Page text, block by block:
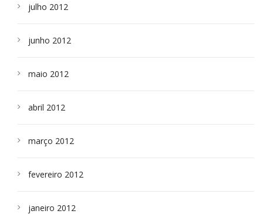
julho 2012
junho 2012
maio 2012
abril 2012
março 2012
fevereiro 2012
janeiro 2012